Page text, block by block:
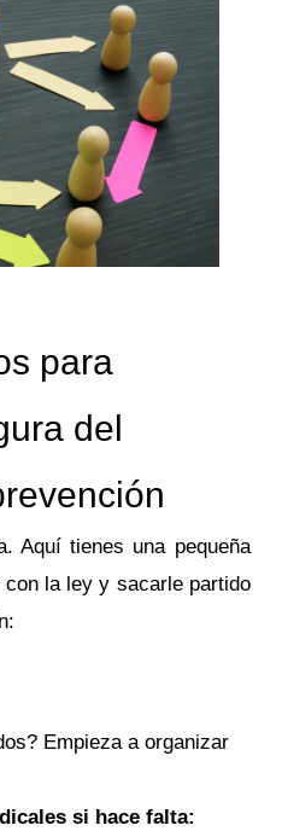
para
del
Aquí tienes una pequeña
la ley y sacarle partido
Empieza a organizar
si hace falta: